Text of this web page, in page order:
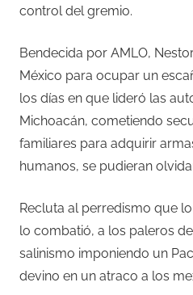
control del gremio.
Bendecida por AMLO,
México para ocupar un
los días en que lideró las
Michoacán, cometiendo
familiares para adquirir
humanos, se pudieran
Recluta al perredismo que
lo combatió, a los paleros
salinismo imponiendo un
devino en un atraco a los